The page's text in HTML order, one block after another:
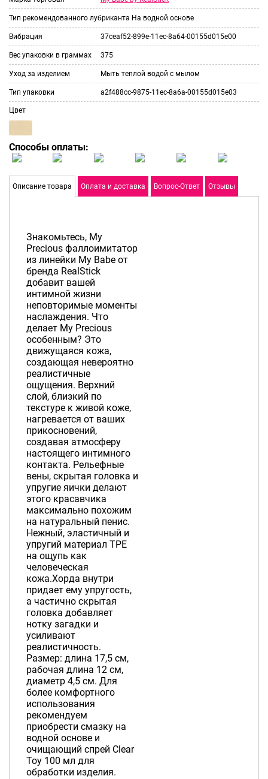
Тип рекомендованного лубриканта На водной основе
Вибрация 37ceaf52-899e-11ec-8a64-00155d015e00
Вес упаковки в граммах 375
Уход за изделием Мыть теплой водой с мылом
Тип упаковки a2f488cc-9875-11ec-8a6a-00155d015e03
Цвет
Способы оплаты:
Описание товара Оплата и доставка Вопрос-Ответ Отзывы
Знакомьтесь, My
Precious фаллоимитатор
из линейки My Babe от
бренда RealStick
добавит вашей
интимной жизни
неповторимые моменты
наслаждения. Что
делает My Precious
особенным? Это
движущаяся кожа,
создающая невероятно
реалистичные
ощущения. Верхний
слой, близкий по
текстуре к живой коже,
нагревается от ваших
прикосновений,
создавая атмосферу
настоящего интимного
контакта. Рельефные
вены, скрытая головка и
упругие яички делают
этого красавчика
максимально похожим
на натуральный пенис.
Нежный, эластичный и
упругий материал TPE
на ощупь как
человеческая
кожа.Хорда внутри
придает ему упругость,
а частично скрытая
головка добавляет
нотку загадки и
усиливают
реалистичность.
Размер: длина 17,5 см,
рабочая длина 12 см,
диаметр 4,5 см. Для
более комфортного
использования
рекомендуем
приобрести смазку на
водной основе и
очищающий спрей Clear
Toy 100 мл для
обработки изделия.